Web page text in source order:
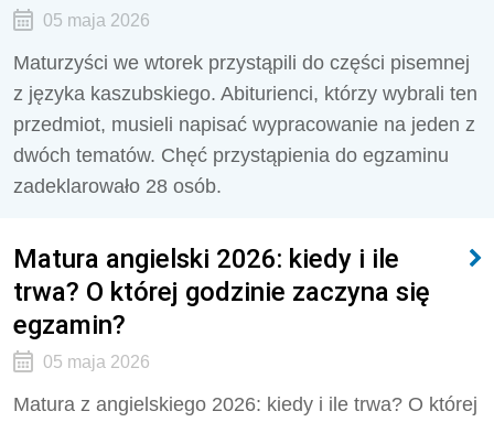
05 maja 2026
Maturzyści we wtorek przystąpili do części pisemnej
z języka kaszubskiego. Abiturienci, którzy wybrali ten
przedmiot, musieli napisać wypracowanie na jeden z
dwóch tematów. Chęć przystąpienia do egzaminu
zadeklarowało 28 osób.
Matura angielski 2026: kiedy i ile
trwa? O której godzinie zaczyna się
egzamin?
05 maja 2026
Matura z angielskiego 2026: kiedy i ile trwa? O której